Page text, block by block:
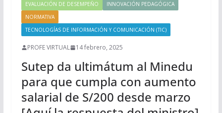
EVALUACIÓN DE DESEMPEÑO
INNOVACIÓN PEDAGÓGICA
NORMATIVA
TECNOLOGÍAS DE INFORMACIÓN Y COMUNICACIÓN (TIC)
PROFE VIRTUAL 14 febrero, 2025
Sutep da ultimátum al Minedu
para que cumpla con aumento
salarial de S/200 desde marzo